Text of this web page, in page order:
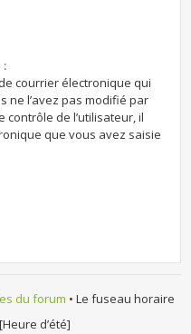
:
courrier électronique qui
ne l’avez pas modifié par
de l’utilisateur, il
que vous avez saisie
du forum • Le fuseau horaire
d’été]